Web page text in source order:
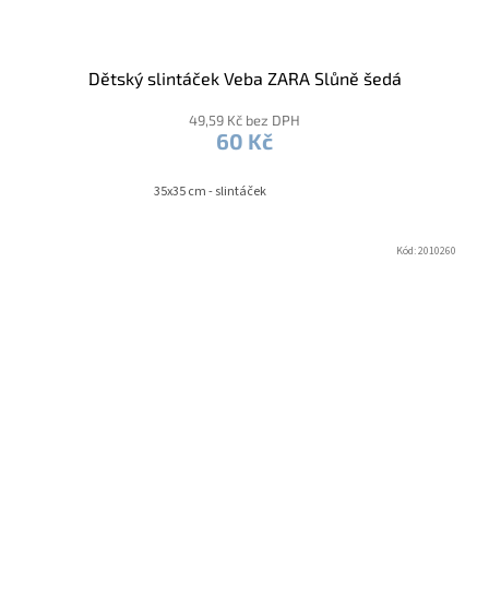
Dětský slintáček Veba ZARA Slůně šedá
49,59 Kč bez DPH
60 Kč
35x35 cm - slintáček
Kód:2010260